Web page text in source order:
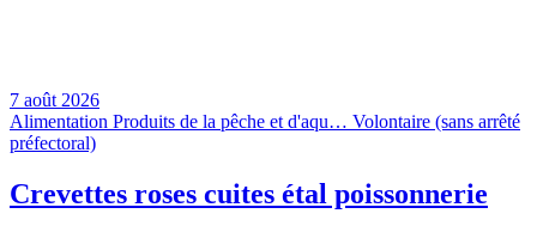
7 août 2026
Alimentation Produits de la pêche et d'aqu… Volontaire (sans arrêté
préfectoral)
Crevettes roses cuites étal poissonnerie